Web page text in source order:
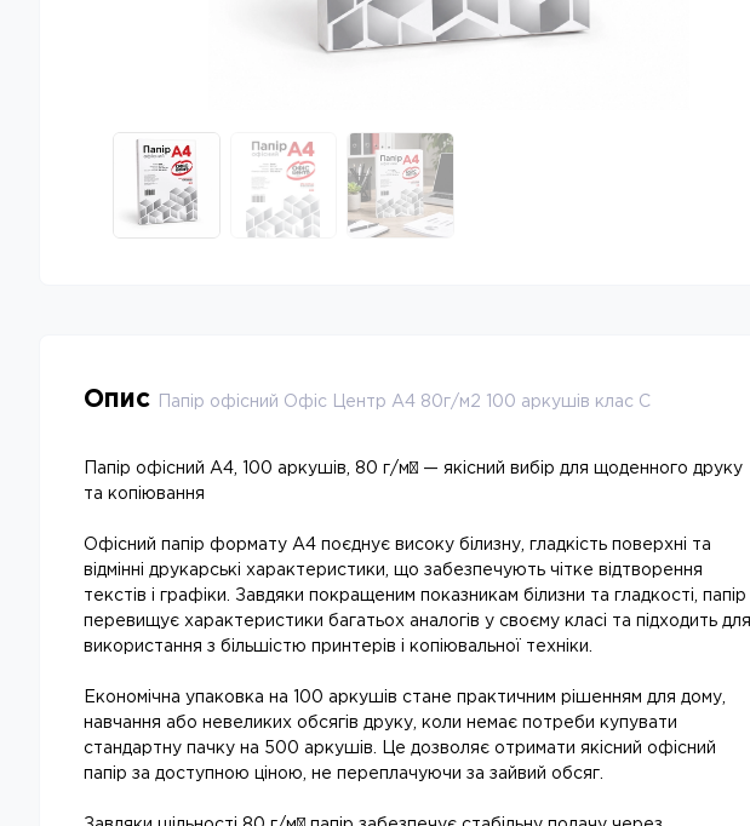
Опис Папір офісний Офіс Центр А4 80г/м2 100 аркушів клас С
Папір офісний A4, 100 аркушів, 80 г/м² — якісний вибір для щоденного друку
та копіювання
Офісний папір формату A4 поєднує високу білизну, гладкість поверхні та
відмінні друкарські характеристики, що забезпечують чітке відтворення
текстів і графіки. Завдяки покращеним показникам білизни та гладкості, папір
перевищує характеристики багатьох аналогів у своєму класі та підходить для
використання з більшістю принтерів і копіювальної техніки.
Економічна упаковка на 100 аркушів стане практичним рішенням для дому,
навчання або невеликих обсягів друку, коли немає потреби купувати
стандартну пачку на 500 аркушів. Це дозволяє отримати якісний офісний
папір за доступною ціною, не переплачуючи за зайвий обсяг.